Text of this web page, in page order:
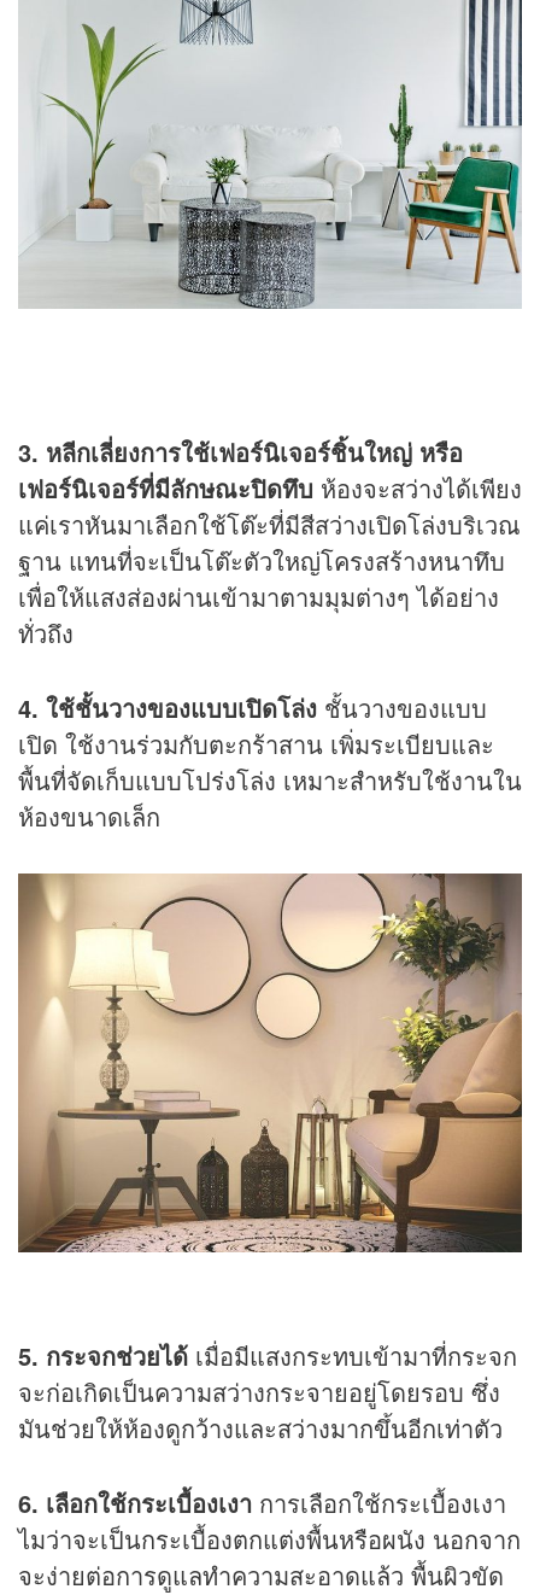
3. หลีกเลี่ยงการใช้เฟอร์นิเจอร์ชิ้นใหญ่ หรือ
เฟอร์นิเจอร์ที่มีลักษณะปิดทึบ ห้องจะสว่างได้เพียง
แค่เราหันมาเลือกใช้โต๊ะที่มีสีสว่างเปิดโล่งบริเวณ
ฐาน แทนที่จะเป็นโต๊ะตัวใหญ่โครงสร้างหนาทึบ
เพื่อให้แสงส่องผ่านเข้ามาตามมุมต่างๆ ได้อย่าง
ทั่วถึง
4. ใช้ชั้นวางของแบบเปิดโล่ง ชั้นวางของแบบ
เปิด ใช้งานร่วมกับตะกร้าสาน เพิ่มระเบียบและ
พื้นที่จัดเก็บแบบโปร่งโล่ง เหมาะสำหรับใช้งานใน
ห้องขนาดเล็ก
5. กระจกช่วยได้ เมื่อมีแสงกระทบเข้ามาที่กระจก
จะก่อเกิดเป็นความสว่างกระจายอยู่โดยรอบ ซึ่ง
มันช่วยให้ห้องดูกว้างและสว่างมากขึ้นอีกเท่าตัว
6. เลือกใช้กระเบื้องเงา การเลือกใช้กระเบื้องเงา
ไมว่าจะเป็นกระเบื้องตกแต่งพื้นหรือผนัง นอกจาก
จะง่ายต่อการดูแลทำความสะอาดแล้ว พื้นผิวขัด